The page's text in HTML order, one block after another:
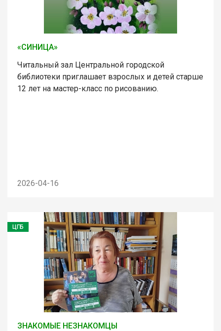
«СИНИЦА»
Читальный зал Центральной городской
библиотеки приглашает взрослых и детей старше
12 лет на мастер-класс по рисованию.
2026-04-16
ЦГБ
ЗНАКОМЫЕ НЕЗНАКОМЦЫ